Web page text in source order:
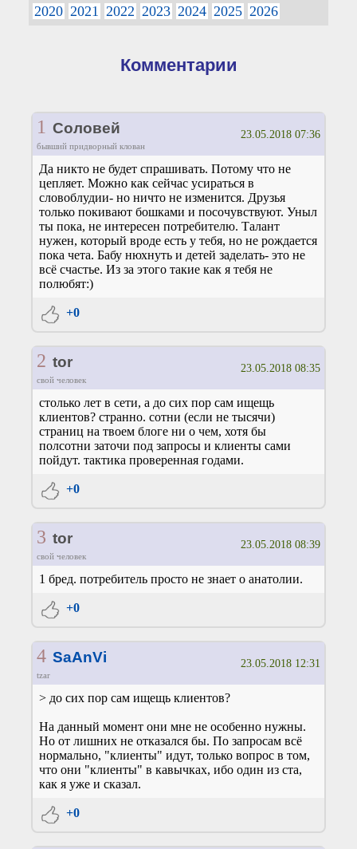
2020 2021 2022 2023 2024 2025 2026
Комментарии
1 Соловей
бывший придворный клован
23.05.2018 07:36
Да никто не будет спрашивать. Потому что не
цепляет. Можно как сейчас усираться в
словоблудии- но ничто не изменится. Друзья
только покивают бошками и посочувствуют. Уныл
ты пока, не интересен потребителю. Талант
нужен, который вроде есть у тебя, но не рождается
пока чета. Бабу нюхнуть и детей заделать- это не
всё счастье. Из за этого такие как я тебя не
полюбят:)
+0
2 tor
свой человек
23.05.2018 08:35
столько лет в сети, а до сих пор сам ищещь
клиентов? странно. сотни (если не тысячи)
страниц на твоем блоге ни о чем, хотя бы
полсотни заточи под запросы и клиенты сами
пойдут. тактика проверенная годами.
+0
3 tor
свой человек
23.05.2018 08:39
1 бред. потребитель просто не знает о анатолии.
+0
4 SaAnVi
tzar
23.05.2018 12:31
> до сих пор сам ищещь клиентов?
На данный момент они мне не особенно нужны.
Но от лишних не отказался бы. По запросам всё
нормально, "клиенты" идут, только вопрос в том,
что они "клиенты" в кавычках, ибо один из ста,
как я уже и сказал.
+0